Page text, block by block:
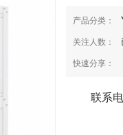
产品分类：
关注人数：
快速分享：
联系